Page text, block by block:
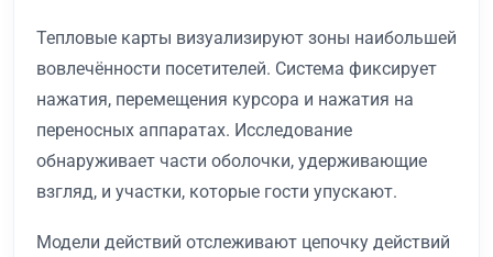
Тепловые карты визуализируют зоны наибольшей
вовлечённости посетителей. Система фиксирует
нажатия, перемещения курсора и нажатия на
переносных аппаратах. Исследование
обнаруживает части оболочки, удерживающие
взгляд, и участки, которые гости упускают.
Модели действий отслеживают цепочку действий